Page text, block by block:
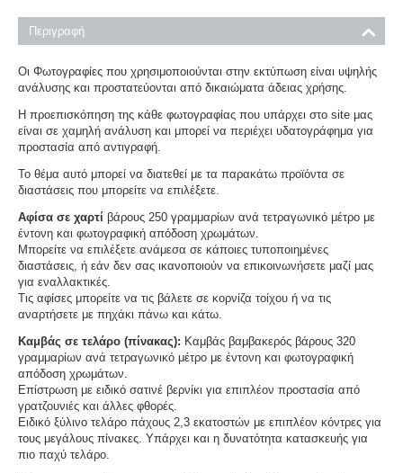
Περιγραφή
Οι Φωτογραφίες που χρησιμοποιούνται στην εκτύπωση είναι υψηλής
ανάλυσης και προστατεύονται από δικαιώματα άδειας χρήσης.
Η προεπισκόπηση της κάθε φωτογραφίας που υπάρχει στο site μας
είναι σε χαμηλή ανάλυση και μπορεί να περιέχει υδατογράφημα για
προστασία από αντιγραφή.
Το θέμα αυτό μπορεί να διατεθεί με τα παρακάτω προϊόντα σε
διαστάσεις που μπορείτε να επιλέξετε.
Αφίσα σε χαρτί βάρους 250 γραμμαρίων ανά τετραγωνικό μέτρο με
έντονη και φωτογραφική απόδοση χρωμάτων.
Μπορείτε να επιλέξετε ανάμεσα σε κάποιες τυποποιημένες
διαστάσεις, ή εάν δεν σας ικανοποιούν να επικοινωνήσετε μαζί μας
για εναλλακτικές.
Τις αφίσες μπορείτε να τις βάλετε σε κορνίζα τοίχου ή να τις
αναρτήσετε με πηχάκι πάνω και κάτω.
Καμβάς σε τελάρο (πίνακας): Καμβάς βαμβακερός βάρους 320
γραμμαρίων ανά τετραγωνικό μέτρο με έντονη και φωτογραφική
απόδοση χρωμάτων.
Επίστρωση με ειδικό σατινέ βερνίκι για επιπλέον προστασία από
γρατζουνιές και άλλες φθορές.
Ειδικό ξύλινο τελάρο πάχους 2,3 εκατοστών με επιπλέον κόντρες για
τους μεγάλους πίνακες. Υπάρχει και η δυνατότητα κατασκευής για
πιο παχύ τελάρο.